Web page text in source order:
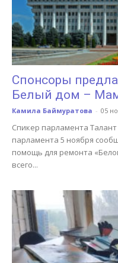
Кыргызстана
Спонсоры
Белый дом –
Камила Баймуратова - 05
Спикер парламента
парламента 5 ноября
помощь для ремонта
всего...